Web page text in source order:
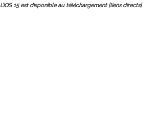
L’iOS 15 est disponible au téléchargement [liens directs]